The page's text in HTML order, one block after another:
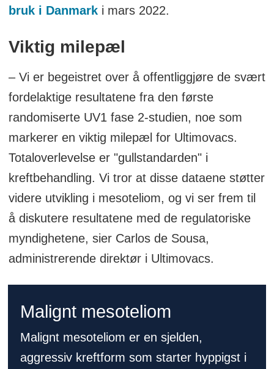
bruk i Danmarki mars 2022.
Viktig milepæl
– Vi er begeistret over å offentliggjøre de svært
fordelaktige resultatene fra den første
randomiserte UV1 fase 2-studien, noe som
markerer en viktig milepæl for Ultimovacs.
Totaloverlevelse er "gullstandarden" i
kreftbehandling. Vi tror at disse dataene støtter
videre utvikling i mesoteliom, og vi ser frem til
å diskutere resultatene med de regulatoriske
myndighetene, sier Carlos de Sousa,
administrerende direktør i Ultimovacs.
Malignt mesoteliom
Malignt mesoteliom er en sjelden,
aggressiv kreftform som starter hyppigst i